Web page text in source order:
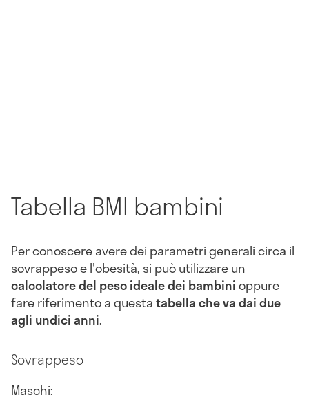
Tabella BMI bambini
Per conoscere avere dei parametri generali circa il
sovrappeso e l'obesità, si può utilizzare un
calcolatore del peso ideale dei bambinioppure
fare riferimento a questatabella che va dai due
agli undici anni.
Sovrappeso
Maschi: